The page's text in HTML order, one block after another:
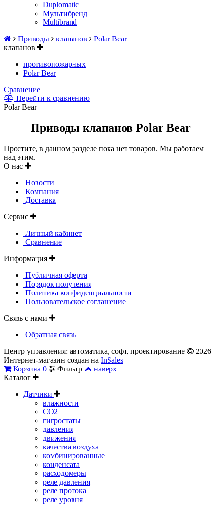
Duplomatic
Мультибренд
Multibrand
Приводы
клапанов
Polar Bear
клапанов
противопожарных
Polar Bear
Сравнение
Перейти к сравнению
Polar Bear
Приводы клапанов Polar Bear
Простите, в данном разделе пока нет товаров. Мы работаем
над этим.
О нас
Новости
Компания
Доставка
Сервис
Личный кабинет
Сравнение
Информация
Публичная оферта
Порядок получения
Политика конфиденциальности
Пользовательское соглашение
Связь с нами
Обратная связь
Центр управления: автоматика, софт, проектирование
2026
Интернет-магазин создан на InSales
Корзина 0 Фильтр
наверх
Каталог
Датчики
влажности
CO2
гигростаты
давления
движения
качества воздуха
комбинированные
конденсата
расходомеры
реле давления
реле протока
реле уровня